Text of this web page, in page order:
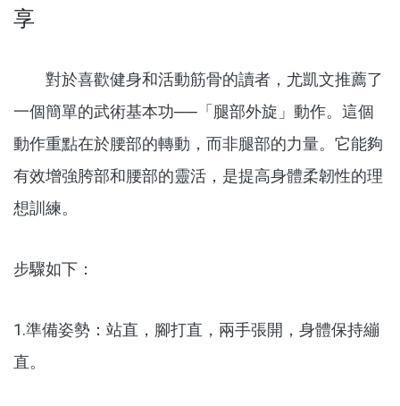
享
對於喜歡健身和活動筋骨的讀者，尤凱文推薦了
一個簡單的武術基本功──「腿部外旋」動作。這個
動作重點在於腰部的轉動，而非腿部的力量。它能夠
有效增強胯部和腰部的靈活，是提高身體柔韌性的理
想訓練。
步驟如下：
1.準備姿勢：站直，腳打直，兩手張開，身體保持繃
直。